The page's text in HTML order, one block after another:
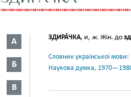
А
Б
В
ЗДИРА́ЧКА, и, ж. Жін. до
Словник української
Наукова думка,